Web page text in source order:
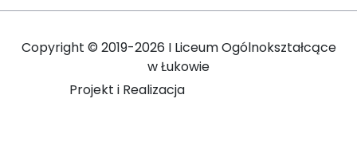
Copyright © 2019-2026 I Liceum Ogólnokształcące
w Łukowie
Projekt i Realizacja